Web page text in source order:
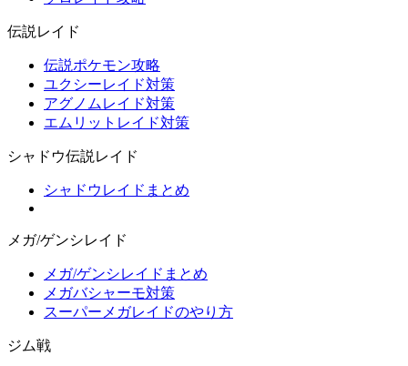
伝説レイド
伝説ポケモン攻略
ユクシーレイド対策
アグノムレイド対策
エムリットレイド対策
シャドウ伝説レイド
シャドウレイドまとめ
メガ/ゲンシレイド
メガ/ゲンシレイドまとめ
メガバシャーモ対策
スーパーメガレイドのやり方
ジム戦